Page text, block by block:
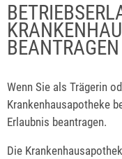
BEANTRAGEN
Wenn Sie als Trägerin
Krankenhausapotheke
Erlaubnis beantragen.
Die